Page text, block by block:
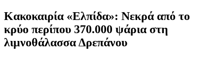
Κακοκαιρία «Ελπίδα»: Νεκρά από το
κρύο περίπου 370.000 ψάρια στη
λιμνοθάλασσα Δρεπάνου